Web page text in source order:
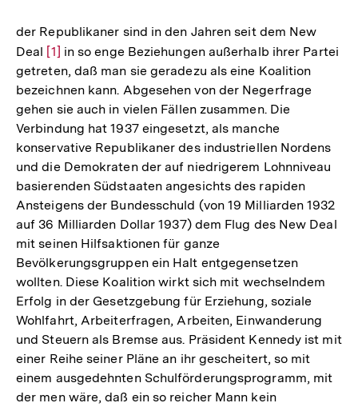
der Republikaner sind in den Jahren seit dem New
Deal Zur
Auflösung
der
Fußnote
[1] in so enge Beziehungen außerhalb ihrer Partei
getreten, daß man sie geradezu als eine Koalition
bezeichnen kann. Abgesehen von der Negerfrage
gehen sie auch in vielen Fällen zusammen. Die
Verbindung hat 1937 eingesetzt, als manche
konservative Republikaner des industriellen Nordens
und die Demokraten der auf niedrigerem Lohnniveau
basierenden Südstaaten angesichts des rapiden
Ansteigens der Bundesschuld (von 19 Milliarden 1932
auf 36 Milliarden Dollar 1937) dem Flug des New Deal
mit seinen Hilfsaktionen für ganze
Bevölkerungsgruppen ein Halt entgegensetzen
wollten. Diese Koalition wirkt sich mit wechselndem
Erfolg in der Gesetzgebung für Erziehung, soziale
Wohlfahrt, Arbeiterfragen, Arbeiten, Einwanderung
und Steuern als Bremse aus. Präsident Kennedy ist mit
einer Reihe seiner Pläne an ihr gescheitert, so mit
einem ausgedehnten Schulförderungsprogramm, mit
der men wäre, daß ein so reicher Mann kein